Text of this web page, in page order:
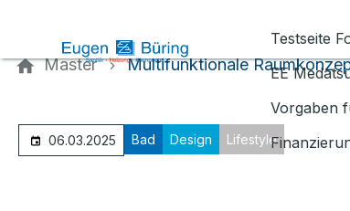
Testseite
EE
Vorgaben
Master Multifunktionale
06.03.2025 Bad Design Lifestyle